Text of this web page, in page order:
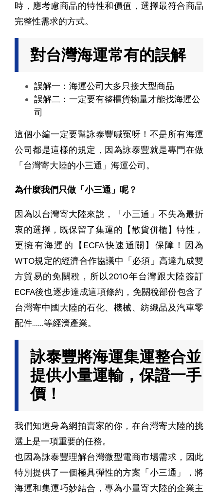
時，應考慮商品的特性和價值，選擇最符合商品
完整性需求的方式。
對台灣海運常有的誤解
誤解一：海運公司大多只接大型商品
誤解二：一定要有整櫃貨物量才能找海運公
司
這個小編一定要幫詠泰豐喊冤呀！不是所有海運
公司都是這樣的規定，因為詠泰豐就是專門在做
「台灣寄大陸的小三通」海運公司。
為什麼我們只做「小三通」呢？
因為以台灣寄大陸來說，「小三通」不失為最折
衷的選擇，既保留了集運的【散貨併櫃】特性，
更擁有海運的【ECFA快速通關】保障！因為
WTO規定的經濟合作協議中「必須」高達九成雙
方貿易的免關稅，所以2010年台灣跟大陸簽訂
ECFA後也逐步達成這項條約，免關稅部份包含了
台灣寄中國大陸的石化、機械、紡織品及汽車零
配件......等經濟產業。
詠泰豐將海運集運整合並
提供小量運輸，保證一手
價！
我們知道身為網拍賣家的你，在台灣寄大陸的挑
選上是一項重要的任務。
也因為詠泰豐理解台灣微型電商市場需求，因此
特別提供了一個極具彈性的方案「小三通」，將
海運和集運巧妙結合，專為小量寄大陸的企業主